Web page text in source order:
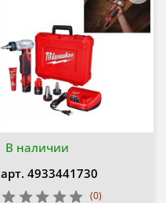
В наличии
арт. 4933441730
(0)